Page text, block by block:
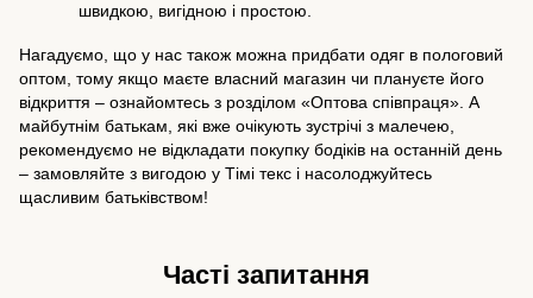
швидкою, вигідною і простою.
Нагадуємо, що у нас також можна придбати одяг в пологовий
оптом, тому якщо маєте власний магазин чи плануєте його
відкриття – ознайомтесь з розділом «Оптова співпраця». А
майбутнім батькам, які вже очікують зустрічі з малечею,
рекомендуємо не відкладати покупку бодіків на останній день
– замовляйте з вигодою у Тімі текс і насолоджуйтесь
щасливим батьківством!
Часті запитання